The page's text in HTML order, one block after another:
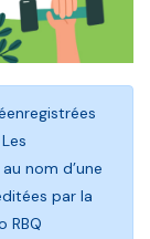
nom d’une
par la
RBQ